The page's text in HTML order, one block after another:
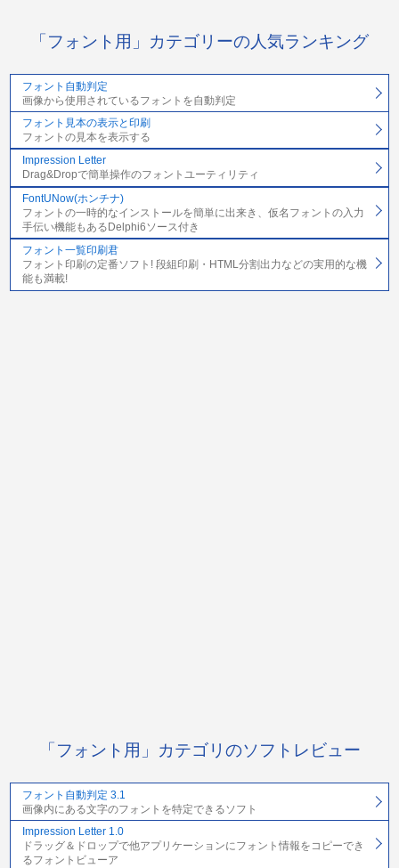
「フォント用」カテゴリーの人気ランキング
フォント自動判定
画像から使用されているフォントを自動判定
フォント見本の表示と印刷
フォントの見本を表示する
Impression Letter
Drag&Dropで簡単操作のフォントユーティリティ
FontUNow(ホンチナ)
フォントの一時的なインストールを簡単に出来き、仮名フォントの入力
手伝い機能もあるDelphi6ソース付き
フォント一覧印刷君
フォント印刷の定番ソフト! 段組印刷・HTML分割出力などの実用的な機
能も満載!
「フォント用」カテゴリのソフトレビュー
フォント自動判定 3.1
画像内にある文字のフォントを特定できるソフト
Impression Letter 1.0
ドラッグ＆ドロップで他アプリケーションにフォント情報をコピーでき
るフォントビューア